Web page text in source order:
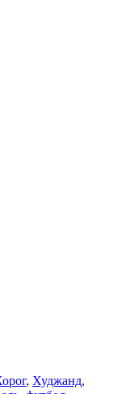
, Худжанд,